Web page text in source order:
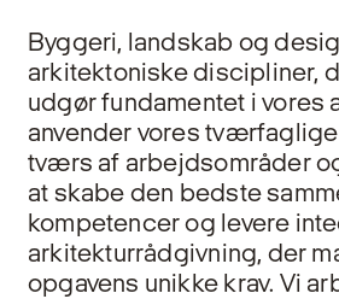
Byggeri, landskab og
arkitektoniske discipliner,
udgør fundamentet i vores
anvender vores
tværs af arbejdsområder
at skabe den bedste
kompetencer og levere
arkitekturrådgivning, der
opgavens unikke krav. Vi